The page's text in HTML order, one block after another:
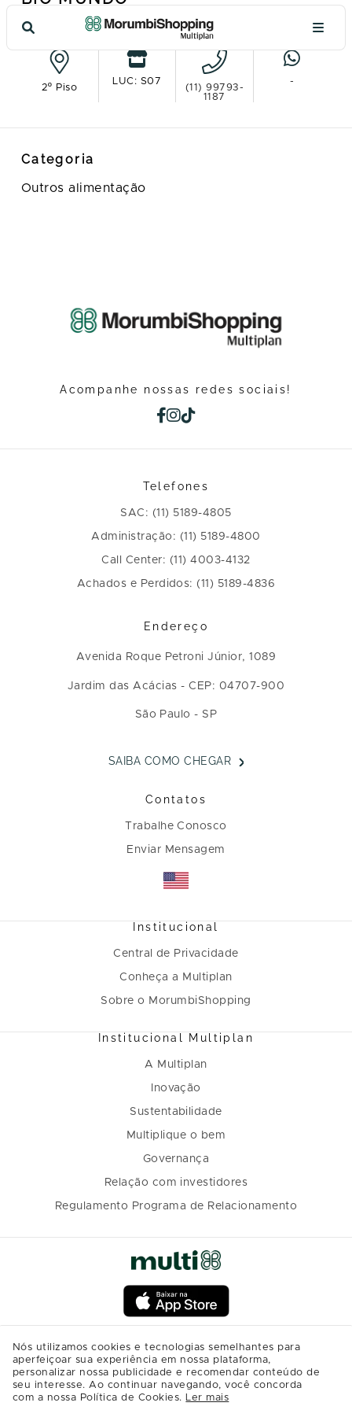
Ver no mapa
2º Piso
LUC: S07
(11) 99793-
1187
-
Categoria
Outros alimentação
Acompanhe nossas redes sociais!
Telefones
SAC: (11) 5189-4805
Administração: (11) 5189-4800
Call Center: (11) 4003-4132
Achados e Perdidos: (11) 5189-4836
Endereço
Avenida Roque Petroni Júnior, 1089
Jardim das Acácias - CEP: 04707-900
São Paulo - SP
SAIBA COMO CHEGAR
Contatos
Trabalhe Conosco
Enviar Mensagem
Institucional
Central de Privacidade
Conheça a Multiplan
Sobre o MorumbiShopping
Institucional Multiplan
A Multiplan
Inovação
Sustentabilidade
Multiplique o bem
Governança
Relação com investidores
Regulamento Programa de Relacionamento
Nós utilizamos cookies e tecnologias semelhantes para
aperfeiçoar sua experiência em nossa plataforma,
personalizar nossa publicidade e recomendar conteúdo de
seu interesse. Ao continuar navegando, você concorda
com a nossa Política de Cookies. Ler mais